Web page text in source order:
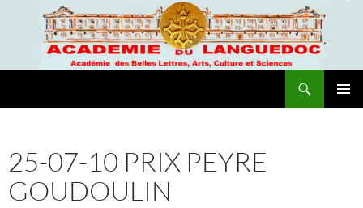
25-07-10 PRIX PEYRE
GOUDOULIN